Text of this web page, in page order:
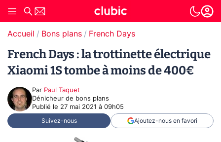
Accueil Bons plans French Days
French Days : la trottinette électrique
Xiaomi 1S tombe à moins de 400€
Par Paul Taquet
Dénicheur de bons plans
Publié le 27 mai 2021 à 09h05
Suivez-nous Ajoutez-nous en favori